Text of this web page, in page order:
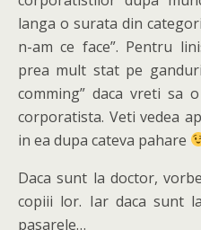
langa o surata din
n-am ce face”. Pentru
prea mult stat pe
comming” daca vreti sa
corporatista. Veti vedea
in ea dupa cateva pahare
Daca sunt la doctor,
copiii lor. Iar daca sunt
pasarele…